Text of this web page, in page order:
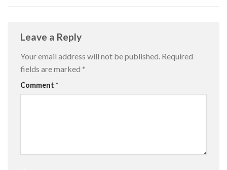
Leave a Reply
Your email address will not be published. Required
fields are marked *
Comment *